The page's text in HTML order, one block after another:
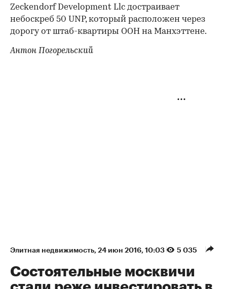
Zeckendorf Development Llc достраивает
небоскреб 50 UNP, который расположен через
дорогу от штаб-квартиры ООН на Манхэттене.
Антон Погорельский
Элитная недвижимость 24 июн 2016, 10:03 5 035
Состоятельные москвичи